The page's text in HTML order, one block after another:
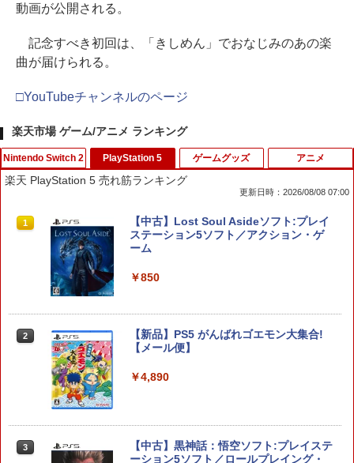
動画が公開される。
記念すべき初回は、「きしめん」でおなじみのあの楽
曲が届けられる。
□YouTubeチャンネルのページ
楽天市場 ゲーム/アニメ ランキング
Nintendo Switch 2
1
【マラソン期間ポイント2倍＆クーポン
あり】【スイッチ2対応ケースあり】 Ni
ntendo Switch 2 Switch2 ケース 有機E
チ ライト 任天堂 ニンテンドー 保護 カバ
￥2,980
Nintendo Switch 2 ACアダプター
PlayStation 5
楽天 PlayStation 5 売れ筋ランキング
更新日時：2026/08/08 07:00
1
【中古】Lost Soul Asideソフト:プレイ
ステーション5ソフト／アクション・ゲ
ーム
￥850
2
【新品】PS5 がんばれゴエモン大集合!
【メール便】
￥4,890
3
【中古】黒神話：悟空ソフト:プレイステ
ーション5ソフト／ロールプレイング・
ゲームグッズ アニメ